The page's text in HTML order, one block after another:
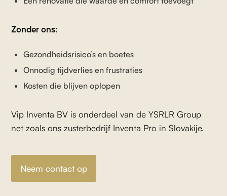
Zonder ons:
Gezondheidsrisico’s en boetes
Onnodig tijdverlies en frustraties
Kosten die blijven oplopen
Vip Inventa BV is onderdeel van de YSRLR Group
net zoals ons zusterbedrijf Inventa Pro in Slovakije.
Neem contact op